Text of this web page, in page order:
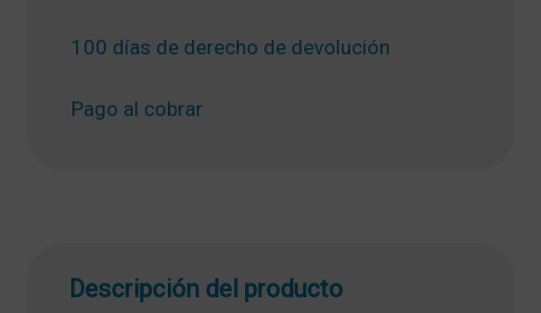
100 días de derecho de devolución
Pago al cobrar
Descripción del producto